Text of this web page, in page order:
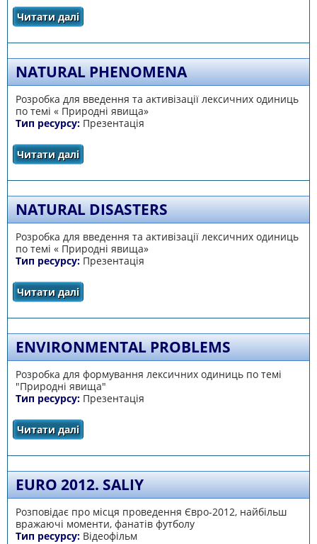
Читати даліпро Using chants and songs in the classroom
NATURAL PHENOMENA
Розробка для введення та активізації лексичних одиниць
по темі « Природні явища»
Тип ресурсу: Презентація
Читати даліпро Natural Phenomena
NATURAL DISASTERS
Розробка для введення та активізації лексичних одиниць
по темі « Природні явища»
Тип ресурсу: Презентація
Читати даліпро Natural Disasters
ENVIRONMENTAL PROBLEMS
Розробка для формування лексичних одиниць по темі
"Природні явища"
Тип ресурсу: Презентація
Читати даліпро Environmental Problems
EURO 2012. SALIY
Розповідає про місця проведення Євро-2012, найбільш
вражаючі моменти, фанатів футболу
Тип ресурсу: Відеофільм